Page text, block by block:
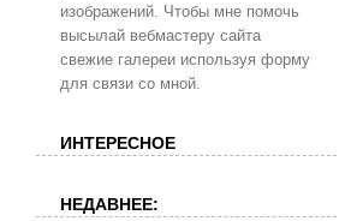
изображений. Чтобы мне помочь
высылай вебмастеру сайта
свежие галереи используя форму
для связи со мной.
ИНТЕРЕСНОЕ
НЕДАВНЕЕ: